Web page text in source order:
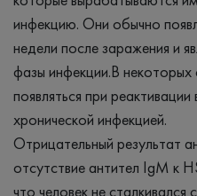
инфекцию. Они обычно
недели после заражения и
фазы инфекции.В некоторых
появляться при
хронической инфекцией.
Отрицательный результат
отсутствие антител IgM к
что человек не сталкивался